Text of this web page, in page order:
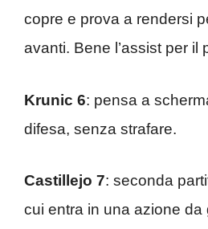
copre e prova a rendersi
avanti. Bene l’assist per il
Krunic 6: pensa a
difesa, senza strafare.
Castillejo 7: seconda
cui entra in una azione da